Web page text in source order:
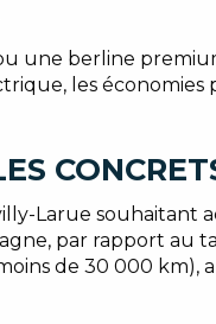
une berline
les économies
Larue souhaitant
par rapport au
de 30 000 km),